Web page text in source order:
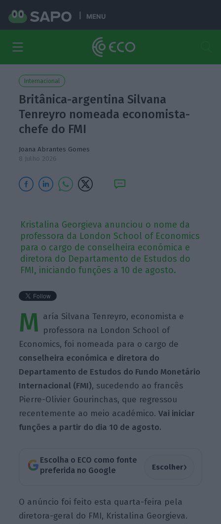
MENU
Internacional
Britânica-argentina Silvana
Tenreyro nomeada economista-
chefe do FMI
Joana Abrantes Gomes
8 Julho 2026
Kristalina Georgieva anunciou o nome da
professora da London School of Economics
para o cargo de conselheira económica e
diretora do Departamento de Estudos do
FMI, iniciando funções a 10 de agosto.
M aría Silvana Tenreyro, economista e
professora na London School of
Economics, foi nomeada para o cargo de
conselheira económica e diretora do
Departamento de Estudos do Fundo Monetário
Internacional (FMI), sucedendo ao francês
Pierre-Olivier Gourinchas, que regressou
recentemente ao meio académico.Vai iniciar
funções a partir do dia 10 de agosto.
Escolha o ECO como fonte
preferida no Google
Escolher›
O anúncio foi feito esta quarta-feira pela
diretora-geral do FMI, Kristalina Georgieva.